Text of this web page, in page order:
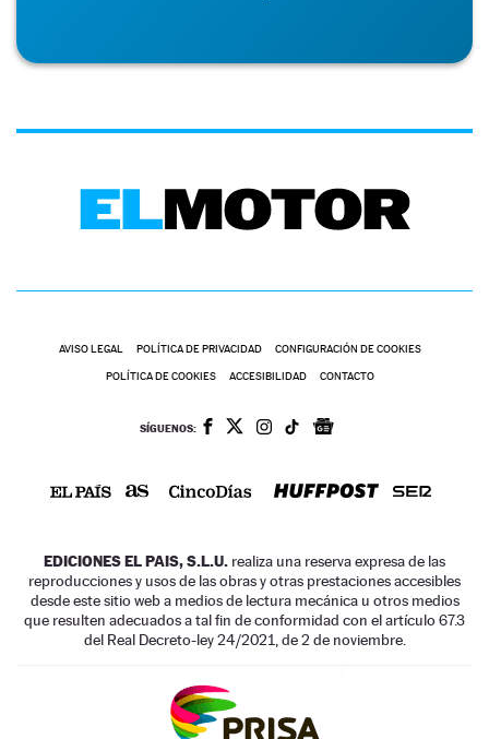
AVISO LEGAL POLÍTICA DE PRIVACIDAD CONFIGURACIÓN DE COOKIES
POLÍTICA DE COOKIES ACCESIBILIDAD CONTACTO
SÍGUENOS:
EDICIONES EL PAIS, S.L.U. realiza una reserva expresa de las
reproducciones y usos de las obras y otras prestaciones accesibles
desde este sitio web a medios de lectura mecánica u otros medios
que resulten adecuados a tal fin de conformidad con el artículo 67.3
del Real Decreto-ley 24/2021, de 2 de noviembre.